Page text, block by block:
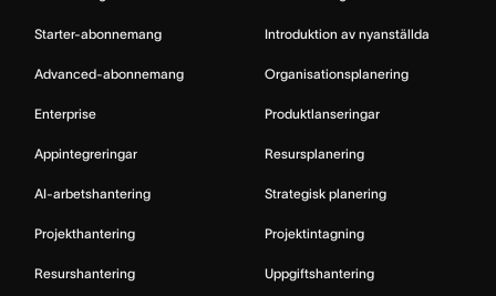
Starter-abonnemang
Advanced-abonnemang
Enterprise
Appintegreringar
AI-arbetshantering
Projekthantering
Resurshantering
Introduktion av nyanställda
Organisationsplanering
Produktlanseringar
Resursplanering
Strategisk planering
Projektintagning
Uppgiftshantering